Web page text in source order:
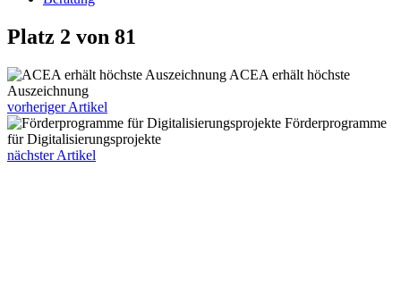
Platz 2 von 81
ACEA erhält höchste
Auszeichnung
vorheriger Artikel
Förderprogramme
für Digitalisierungsprojekte
nächster Artikel